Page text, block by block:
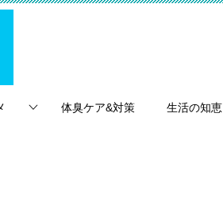
体臭ケア&対策 生活の知恵